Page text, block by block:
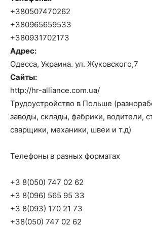
+380507470262
+380965659533
+380931702173
Адрес:
Одесса, Украина. ул. Жуковского,7
Сайты:
http://hr-alliance.com.ua/
Трудоустройство в Польше
заводы, склады, фабрики, водители,
сварщики, механики, швеи и т.д)
Телефоны в разных форматах
+3 8(050) 747 02 62
+3 8(096) 565 95 33
+3 8(093) 170 21 73
+38(050) 747 02 62